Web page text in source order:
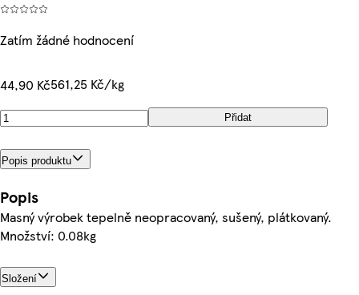
Zatím žádné hodnocení
44,90 Kč561,25 Kč/kg
Přidat
Popis produktu
Popis
Masný výrobek tepelně neopracovaný, sušený, plátkovaný.
Množství: 0.08kg
Složení